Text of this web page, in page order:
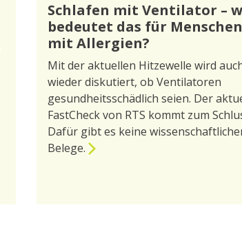
Schlafen mit Ventilator –
bedeutet das für Menschen
mit Allergien?
Mit der aktuellen Hitzewelle wird
wieder diskutiert, ob Ventilatoren
gesundheitsschädlich seien. Der
FastCheck von RTS kommt zum
Dafür gibt es keine
Belege.